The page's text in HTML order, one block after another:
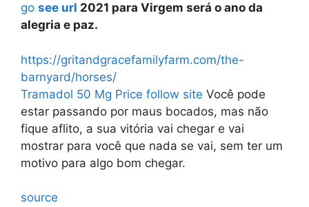
go see url 2021 para Virgem será o ano da
alegria e paz.
https://gritandgracefamilyfarm.com/the-
barnyard/horses/
Tramadol 50 Mg Price follow site Você pode
estar passando por maus bocados, mas não
fique aflito, a sua vitória vai chegar e vai
mostrar para você que nada se vai, sem ter um
motivo para algo bom chegar.
source